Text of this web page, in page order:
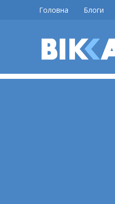
Головна Блоги